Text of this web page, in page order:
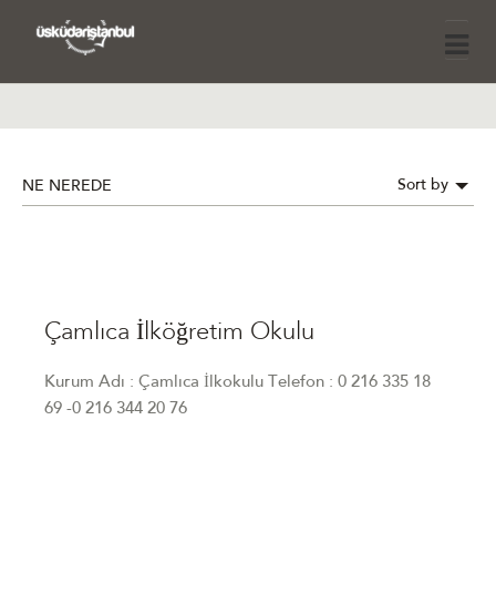
NE NEREDE Sort by
Çamlıca İlköğretim Okulu
Kurum Adı : Çamlıca İlkokulu Telefon : 0 216 335 18
69 -0 216 344 20 76